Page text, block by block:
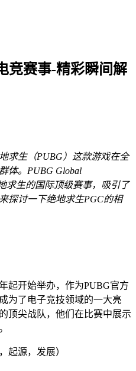
竞赛事-精彩瞬间解
求生（PUBG）这款游戏在全
体。PUBG Global
求生的国际顶级赛事，吸引了
探讨一下绝地求生PGC的相
起开始举办，作为PUBG官方
为了电子竞技领域的一大亮
顶尖战队，他们在比赛中展示
起源，发展）